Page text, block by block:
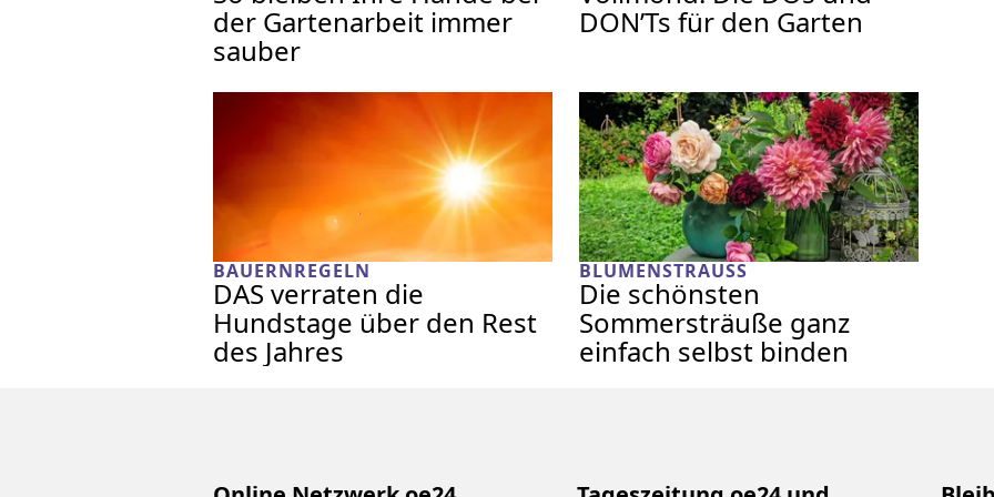
der Gartenarbeit immer
sauber
DON’Ts für den Garten
BAUERNREGELN
DAS verraten die
Hundstage über den Rest
des Jahres
BLUMENSTRAUSS
Die schönsten
Sommersträuße ganz
einfach selbst binden